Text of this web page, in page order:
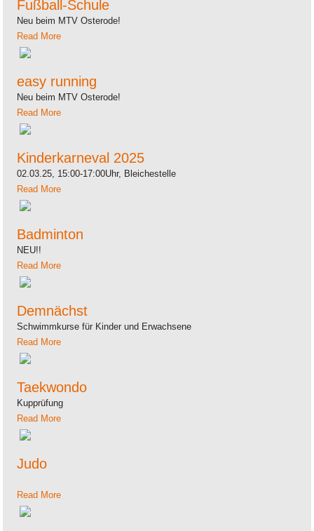
Fußball-Schule
Neu beim MTV Osterode!
Read More
easy running
Neu beim MTV Osterode!
Read More
Kinderkarneval 2025
02.03.25, 15:00-17:00Uhr, Bleichestelle
Read More
Badminton
NEU!!
Read More
Demnächst
Schwimmkurse für Kinder und Erwachsene
Read More
Taekwondo
Kupprüfung
Read More
Judo
Read More